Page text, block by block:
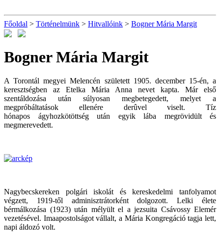
Főoldal > Történelmünk > Hitvallóink > Bogner Mária Margit
Bogner Mária Margit
A Torontál megyei Melencén született 1905. december 15-én, a
keresztségben az Etelka Mária Anna nevet kapta. Már első
szentáldozása után súlyosan megbetegedett, melyet a
megpróbáltatások ellenére derûvel viselt. Tíz
hónapos ágyhozkötöttség után egyik lába megrövidült és
megmerevedett.
Nagybecskereken polgári iskolát és kereskedelmi tanfolyamot
végzett, 1919-től adminisztrátorként dolgozott. Lelki élete
bérmálkozása (1923) után mélyült el a jezsuita Csávossy Elemér
vezetésével. Imaapostolságot vállalt, a Mária Kongregáció tagja lett,
napi áldozó volt.